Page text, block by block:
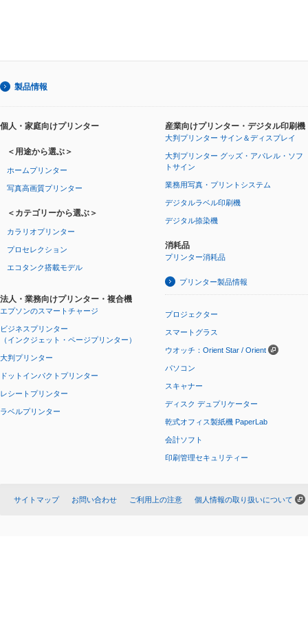
製品情報
個人・家庭向けプリンター
＜用途から選ぶ＞
ホームプリンター
写真高画質プリンター
＜カテゴリーから選ぶ＞
カラリオプリンター
プロセレクション
エコタンク搭載モデル
法人・業務向けプリンター・複合機
エプソンのスマートチャージ
ビジネスプリンター
（インクジェット・ページプリンター）
大判プリンター
ドットインパクトプリンター
レシートプリンター
ラベルプリンター
産業向けプリンター・デジタル印刷機
大判プリンター サイン＆ディスプレイ
大判プリンター グッズ・アパレル・ソフ
トサイン
業務用写真・プリントシステム
デジタルラベル印刷機
デジタル捺染機
消耗品
プリンター消耗品
プリンター製品情報
プロジェクター
スマートグラス
ウオッチ：Orient Star / Orient
パソコン
スキャナー
ディスク デュプリケーター
乾式オフィス製紙機 PaperLab
会計ソフト
印刷管理セキュリティー
サイトマップ お問い合わせ ご利用上の注意 個人情報の取り扱いについて